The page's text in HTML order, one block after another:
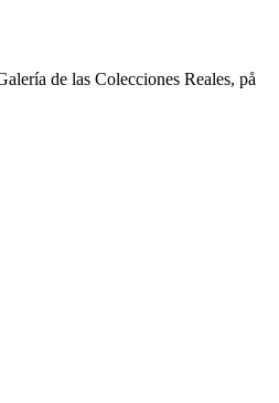
de las Colecciones Reales, på